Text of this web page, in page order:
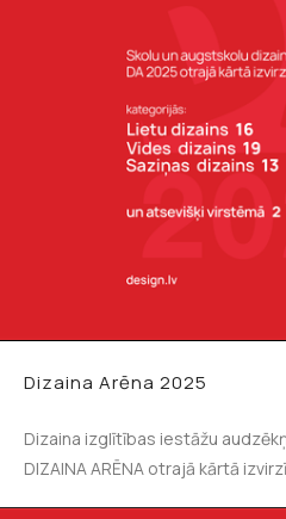
Dizaina Arēna 2025
Dizaina izglītības iestāžu
DIZAINA ARĒNA otrajā kārtā